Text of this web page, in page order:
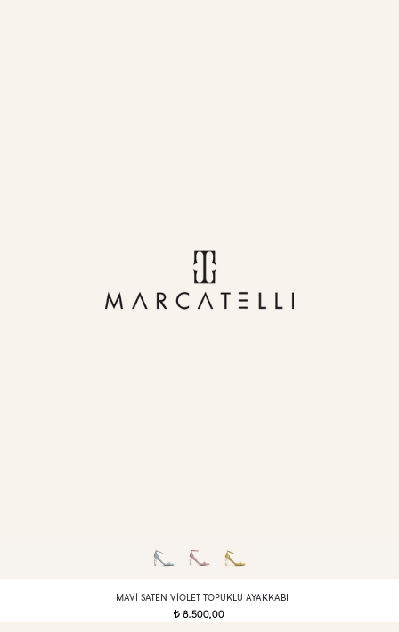
MAVI SATEN VIOLET TOPUKLU AYAKKABI
t8.500,00